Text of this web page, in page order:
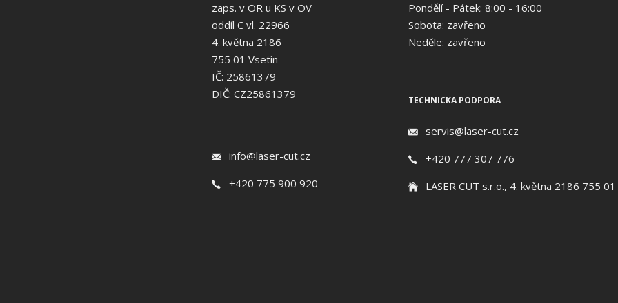
zaps. v OR u KS v OV
oddíl C vl. 22966
4. května 2186
755 01 Vsetín
IČ: 25861379
DIČ: CZ25861379
info@laser-cut.cz
+420 775 900 920
Pondělí - Pátek: 8:00 - 16:00
Sobota: zavřeno
Neděle: zavřeno
TECHNICKÁ PODPORA
servis@laser-cut.cz
+420 777 307 776
LASER CUT s.r.o., 4. května 2186 755